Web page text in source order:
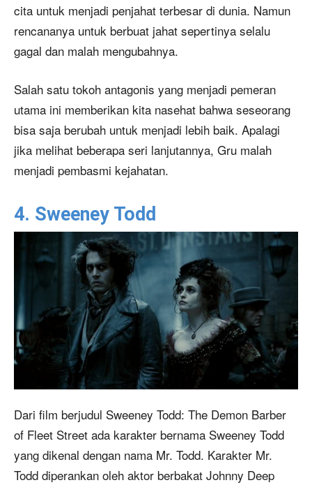
cita untuk menjadi penjahat terbesar di dunia. Namun
rencananya untuk berbuat jahat sepertinya selalu
gagal dan malah mengubahnya.
Salah satu tokoh antagonis yang menjadi pemeran
utama ini memberikan kita nasehat bahwa seseorang
bisa saja berubah untuk menjadi lebih baik. Apalagi
jika melihat beberapa seri lanjutannya, Gru malah
menjadi pembasmi kejahatan.
4. Sweeney Todd
Dari film berjudul Sweeney Todd: The Demon Barber
of Fleet Street ada karakter bernama Sweeney Todd
yang dikenal dengan nama Mr. Todd. Karakter Mr.
Todd diperankan oleh aktor berbakat Johnny Deep